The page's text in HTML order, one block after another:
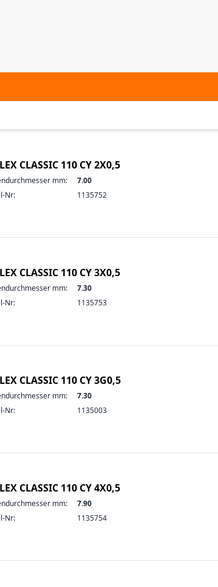
CLASSIC 110 CY 2X0,5
mm:
7.00
Nr:
1135752
CLASSIC 110 CY 3X0,5
mm:
7.30
Nr:
1135753
CLASSIC 110 CY 3G0,5
mm:
7.30
Nr:
1135003
CLASSIC 110 CY 4X0,5
mm:
7.90
Nr:
1135754